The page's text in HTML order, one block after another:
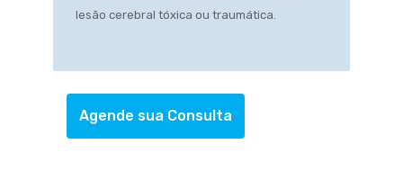
lesão cerebral tóxica ou traumática.
Agende sua Consulta